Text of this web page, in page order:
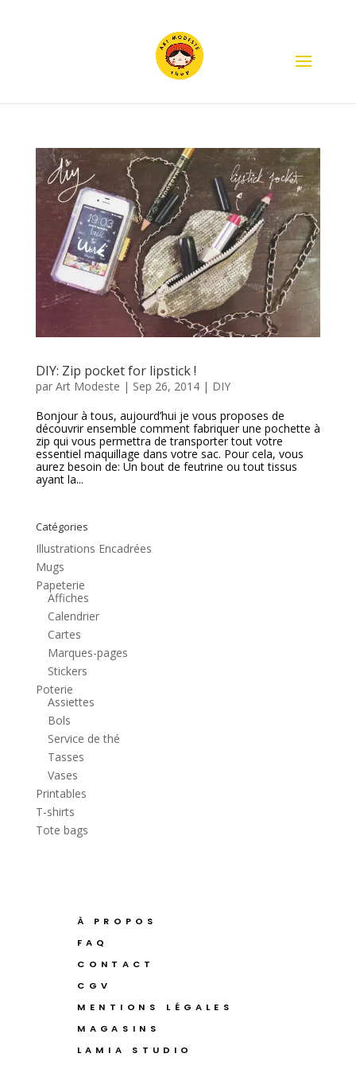
DIY: Zip pocket for lipstick !
par Art Modeste | Sep 26, 2014| DIY
Bonjour à tous, aujourd’hui je vous proposes de
découvrir ensemble comment fabriquer une pochette à
zip qui vous permettra de transporter tout votre
essentiel maquillage dans votre sac. Pour cela, vous
aurez besoin de: Un bout de feutrine ou tout tissus
ayant la...
Catégories
Illustrations Encadrées
Mugs
Papeterie
Affiches
Calendrier
Cartes
Marques-pages
Stickers
Poterie
Assiettes
Bols
Service de thé
Tasses
Vases
Printables
T-shirts
Tote bags
À PROPOS
FAQ
CONTACT
CGV
MENTIONS LÉGALES
MAGASINS
LAMIA STUDIO